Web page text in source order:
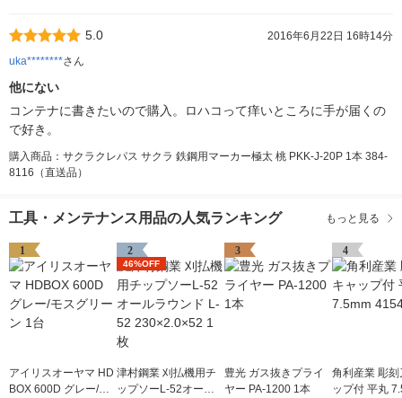
5.0
2016年6月22日 16時14分
uka********さん
他にない
コンテナに書きたいので購入。ロハコって痒いところに手が届くの
で好き。
購入商品：サクラクレパス サクラ 鉄鋼用マーカー極太 桃 PKK-J-20P 1本 384-
8116（直送品）
工具・メンテナンス用品の人気ランキング もっと見る
1
アイリスオーヤマ HD
BOX 600D グレー/モ
2
46%OFF
津村鋼業 刈払機用チ
ップソーL-52オール
3
豊光 ガス抜きプライ
ヤー PA-1200 1本
4
角利産業 彫刻
ップ付 平丸